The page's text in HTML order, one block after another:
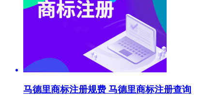
马德里商标注册规费 马德里商标注册查询